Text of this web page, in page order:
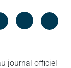
journal officiel